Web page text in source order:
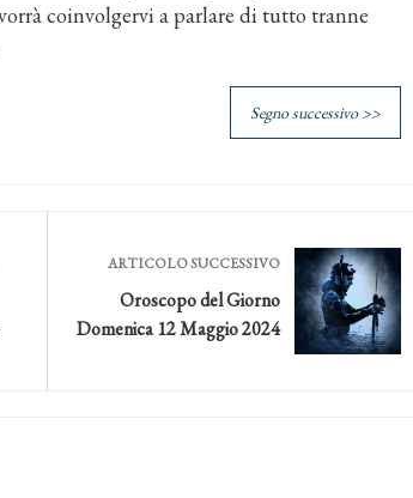
coinvolgervi a parlare di tutto tranne
Segno successivo >>
ARTICOLO SUCCESSIVO
Oroscopo del Giorno
Domenica 12 Maggio 2024